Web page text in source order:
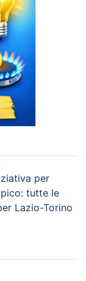
per
tutte le
Lazio-Torino